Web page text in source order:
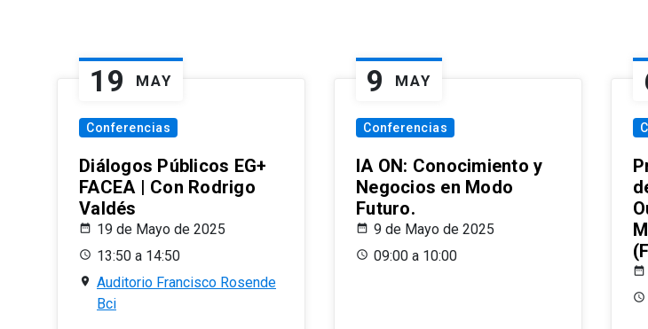
19 MAY
Conferencias
Diálogos Públicos EG+
FACEA | Con Rodrigo
Valdés
19 de Mayo de 2025
13:50 a 14:50
Auditorio Francisco Rosende
Bci
9 MAY
Conferencias
IA ON: Conocimiento y
Negocios en Modo
Futuro.
9 de Mayo de 2025
09:00 a 10:00